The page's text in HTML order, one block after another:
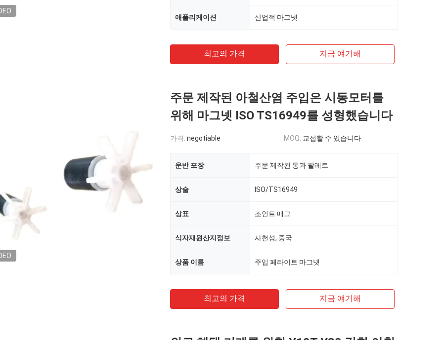
애플리케이션 산업적 마그넷
최고의 가격 지금 얘기해
주문 제작된 아철산염 주입은 시동모터를
위해 마그넷 ISO TS16949를 성형했습니다
가격: negotiable MOQ: 교섭할 수 있습니다
운반 포장 주문 제작된 통과 팔레트
상술 ISO/TS16949
상표 조인트 매그
식자재원산지정보 사천성, 중국
상품 이름 주입 페라이트 마그넷
최고의 가격 지금 얘기해